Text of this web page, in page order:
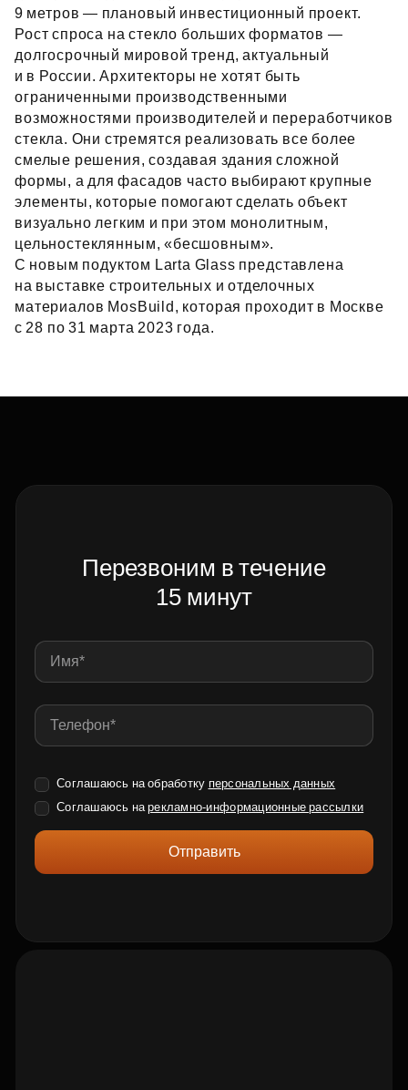
9 метров — плановый инвестиционный проект.
Рост спроса на стекло больших форматов —
долгосрочный мировой тренд, актуальный
и в России. Архитекторы не хотят быть
ограниченными производственными
возможностями производителей и переработчиков
стекла. Они стремятся реализовать все более
смелые решения, создавая здания сложной
формы, а для фасадов часто выбирают крупные
элементы, которые помогают сделать объект
визуально легким и при этом монолитным,
цельностеклянным, «бесшовным».
С новым подуктом Larta Glass представлена
на выставке строительных и отделочных
материалов MosBuild, которая проходит в Москве
с 28 по 31 марта 2023 года.
Перезвоним в течение
15 минут
Соглашаюсь на обработку персональных данных
Соглашаюсь нарекламно-информационные рассылки
Отправить